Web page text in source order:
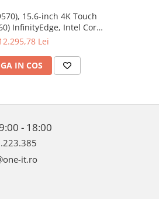
15.6-inch 4K Touch
InfinityEdge, Intel Core
DDR4 2666MHz,
Killer Wifi 802.11ac, BT,
Backlit
Lei
IN COS
9:00 - 18:00
it.ro